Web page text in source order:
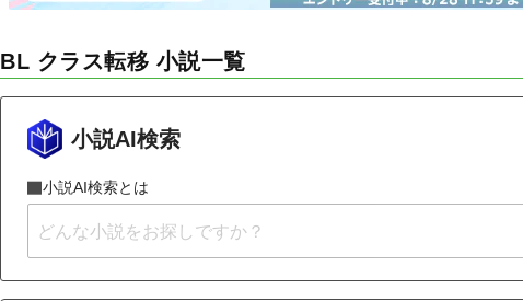
BL クラス転移 小説一覧
小説AI検索
小説AI検索とは